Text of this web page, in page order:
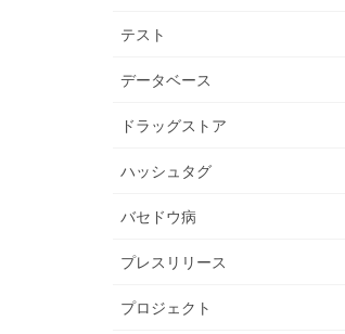
テスト
データベース
ドラッグストア
ハッシュタグ
バセドウ病
プレスリリース
プロジェクト